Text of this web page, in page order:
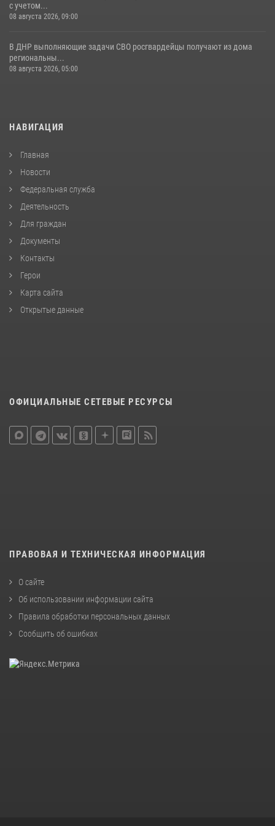
с учетом...
08 августа 2026, 09:00
В ДНР выполняющие задачи СВО росгвардейцы получают из дома
региональны...
08 августа 2026, 05:00
НАВИГАЦИЯ
Главная
Новости
Федеральная служба
Деятельность
Для граждан
Документы
Контакты
Герои
Карта сайта
Открытые данные
ОФИЦИАЛЬНЫЕ СЕТЕВЫЕ РЕСУРСЫ
ПРАВОВАЯ И ТЕХНИЧЕСКАЯ ИНФОРМАЦИЯ
О сайте
Об использовании информации сайта
Правила обработки персональных данных
Сообщить об ошибках